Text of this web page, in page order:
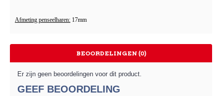
Afmeting penseelharen: 17mm
BEOORDELINGEN (0)
Er zijn geen beoordelingen voor dit product.
GEEF BEOORDELING